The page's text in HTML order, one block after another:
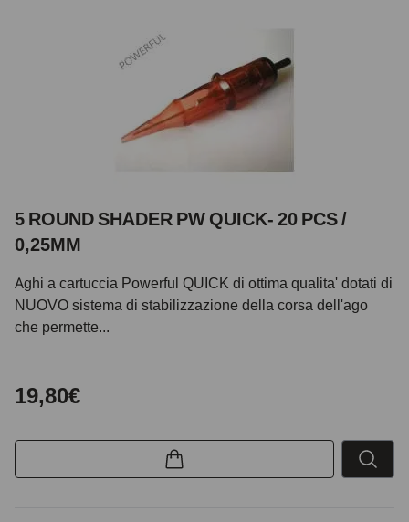
5 ROUND SHADER PW QUICK- 20 PCS /
0,25MM
Aghi a cartuccia Powerful QUICK di ottima qualita' dotati di
NUOVO sistema di stabilizzazione della corsa dell'ago
che permette...
19,80€